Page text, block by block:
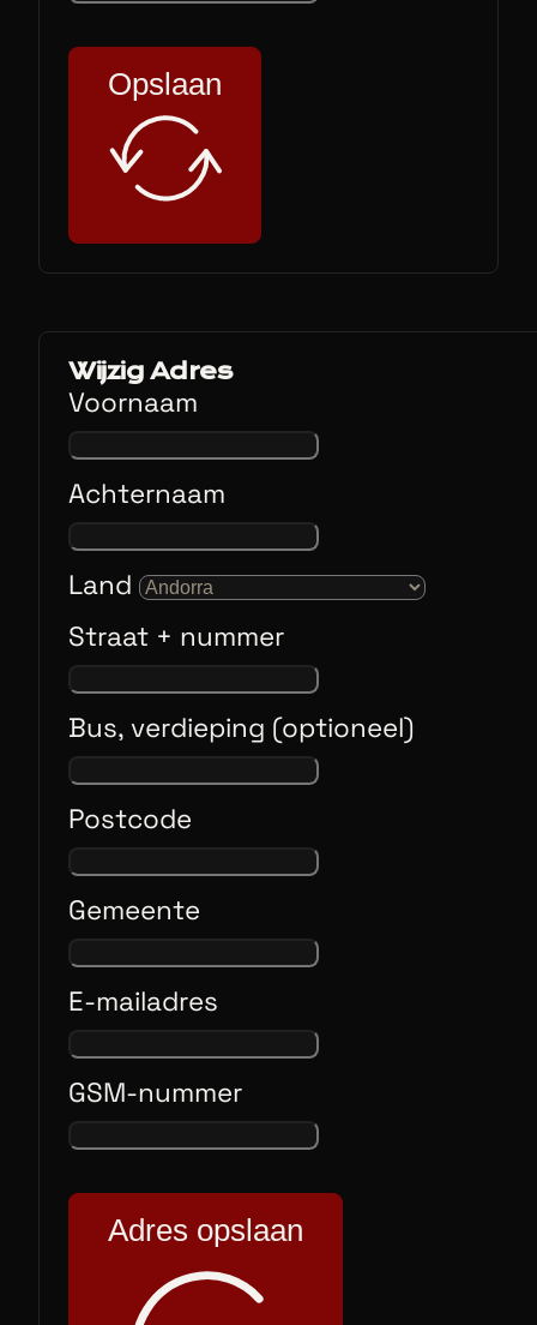
Opslaan
Wijzig Adres
Voornaam
Achternaam
Land
Straat + nummer
Bus, verdieping (optioneel)
Postcode
Gemeente
E-mailadres
GSM-nummer
Adres opslaan